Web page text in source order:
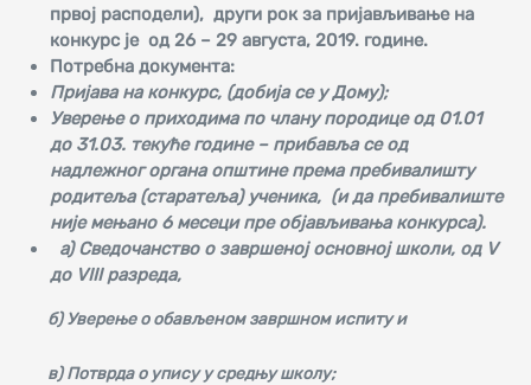
првој расподели), други рок за пријављивање на
конкурс је од 26 – 29 августа, 2019. године.
Потребна документа:
Пријава на конкурс, (добија се у Дому);
Уверење о приходима по члану породице од 01.01
до 31.03. текуће године – прибавља се од
надлежног органа општине према пребивалишту
родитеља (старатеља) ученика, (и да пребивалиште
није мењано 6 месеци пре објављивања конкурса).
a)Сведочанство о завршеној основној школи, од V
доVIIIразреда,
б)Уверење о обављеном завршном испиту и
в) Потврда о упису у средњу школу;